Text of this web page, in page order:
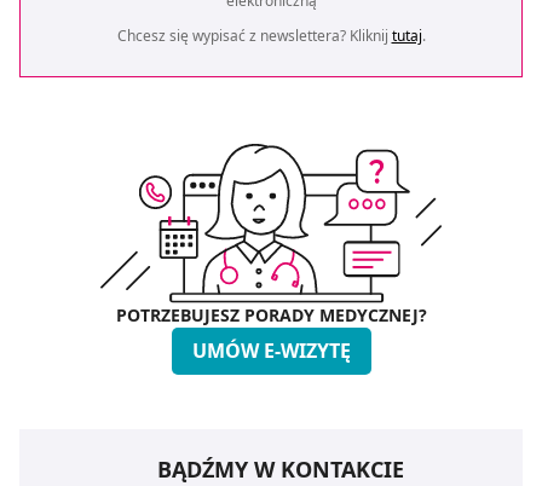
Chcesz się wypisać z newslettera? Kliknij tutaj.
POTRZEBUJESZ PORADY MEDYCZNEJ?
UMÓW E-WIZYTĘ
BĄDŹMY W KONTAKCIE